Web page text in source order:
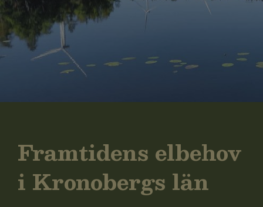
Framtidens elbehov
i Kronobergs län